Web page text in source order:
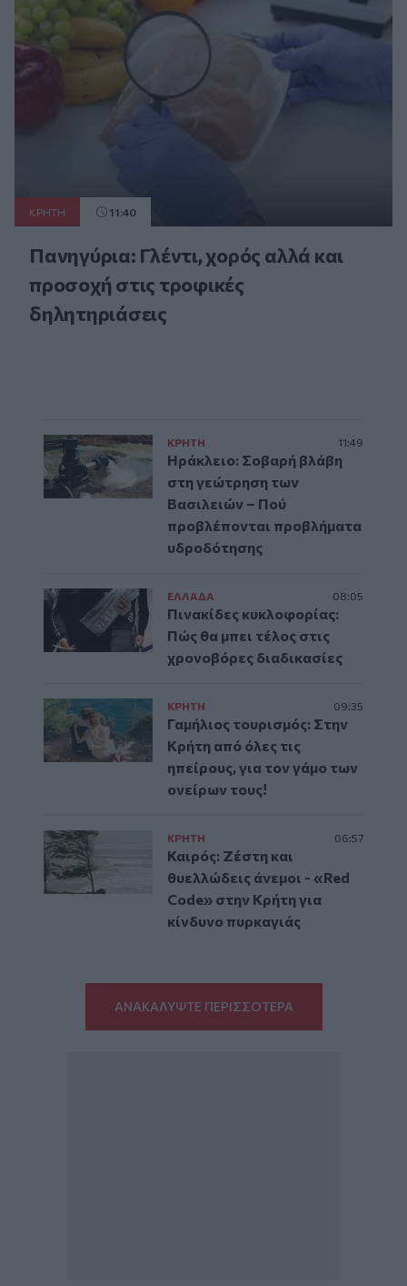
ΚΡΗΤΗ 11:40
Πανηγύρια: Γλέντι, χορός αλλά και
προσοχή στις τροφικές
δηλητηριάσεις
ΚΡΗΤΗ 11:49
Ηράκλειο: Σοβαρή βλάβη
στη γεώτρηση των
Βασιλειών – Πού
προβλέπονται προβλήματα
υδροδότησης
ΕΛΛAΔΑ 08:05
Πινακίδες κυκλοφορίας:
Πώς θα μπει τέλος στις
χρονοβόρες διαδικασίες
ΚΡΗΤΗ 09:35
Γαμήλιος τουρισμός: Στην
Κρήτη από όλες τις
ηπείρους, για τον γάμο των
ονείρων τους!
ΚΡΗΤΗ 06:57
Καιρός: Ζέστη και
θυελλώδεις άνεμοι - «Red
Code» στην Κρήτη για
κίνδυνο πυρκαγιάς
ΑΝΑΚΑΛΥΨΤΕ ΠΕΡΙΣΣΟΤΕΡΑ